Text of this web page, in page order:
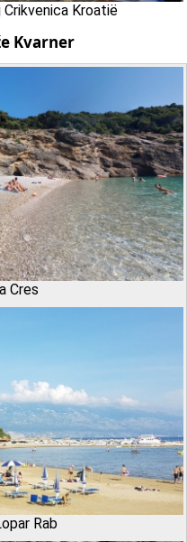
Crikvenica Kroatië
Kvarner
Cres
Rab